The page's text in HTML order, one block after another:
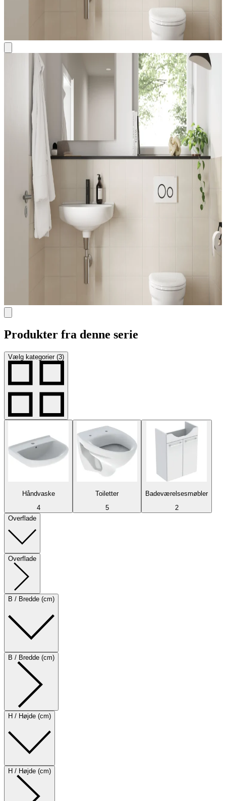
Produkter fra denne serie
Vælg kategorier (3)
Håndvaske
4
Toiletter
5
Badeværelsesmøbler
2
Overflade
Overflade
B / Bredde (cm)
B / Bredde (cm)
H / Højde (cm)
H / Højde (cm)